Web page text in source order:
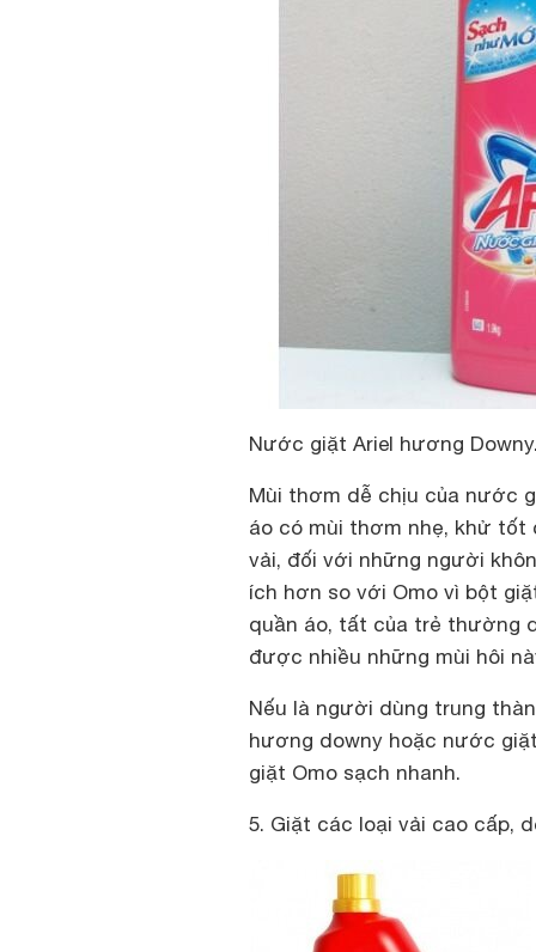
Nước giặt Ariel hương
Mùi thơm dễ chịu của nước
áo có mùi thơm nhẹ, khử tốt
vải, đối với những người
ích hơn so với Omo vì bột
quần áo, tất của trẻ thường
được nhiều những mùi hôi
Nếu là người dùng trung
hương downy hoặc nước
giặt Omo sạch nhanh.
5. Giặt các loại vải cao cấp,